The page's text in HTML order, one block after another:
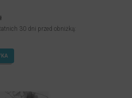
Aktualna
cena
149,90zł.
30 dni przed obniżką: